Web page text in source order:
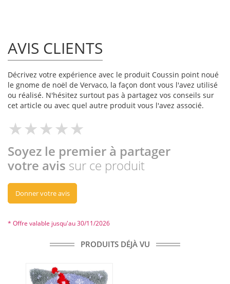
AVIS CLIENTS
Décrivez votre expérience avec le produit Coussin point noué
le gnome de noël de Vervaco, la façon dont vous l'avez utilisé
ou réalisé. N'hésitez surtout pas à partagez vos conseils sur
cet article ou avec quel autre produit vous l'avez associé.
Soyez le premier à partager
votre avis sur ce produit
Donner votre avis
* Offre valable jusqu'au 30/11/2026
PRODUITS DÉJÀ VU